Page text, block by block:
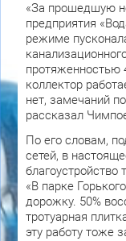
«За прошедшую
предприятия
режиме
коллектор
нет, замечаний
рассказал
По его словам,
сетей, в
благоустройство
«В парке
дорожку. 50%
тротуарная
эту работу тоже